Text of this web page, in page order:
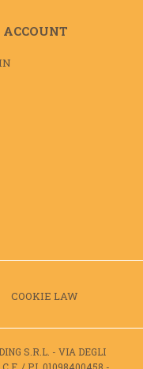
COOKIE LAW
S.R.L. - VIA DEGLI